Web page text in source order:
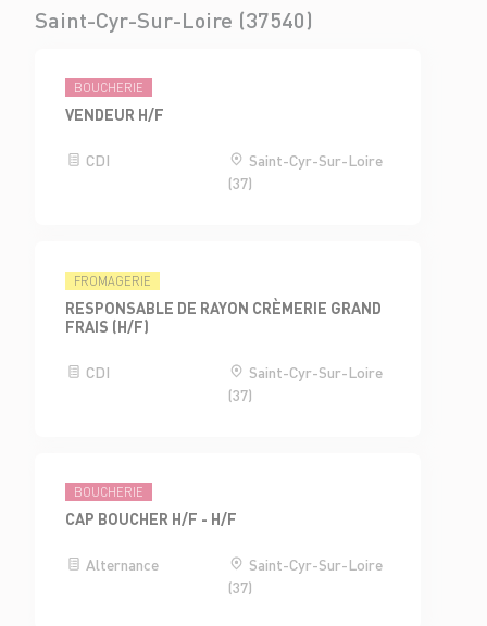
Saint-Cyr-Sur-Loire (37540)
BOUCHERIE
VENDEUR H/F
CDI
Saint-Cyr-Sur-Loire
(37)
FROMAGERIE
RESPONSABLE DE RAYON CRÈMERIE GRAND
FRAIS (H/F)
CDI
Saint-Cyr-Sur-Loire
(37)
BOUCHERIE
CAP BOUCHER H/F - H/F
Alternance
Saint-Cyr-Sur-Loire
(37)